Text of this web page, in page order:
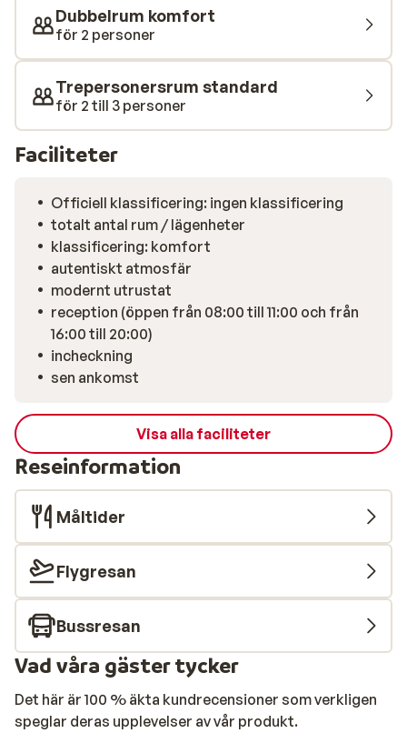
Dubbelrum komfort
för 2 personer
Trepersonersrum standard
för 2 till 3 personer
Faciliteter
Officiell klassificering: ingen klassificering
totalt antal rum / lägenheter
klassificering: komfort
autentiskt atmosfär
modernt utrustat
reception (öppen från 08:00 till 11:00 och från
16:00 till 20:00)
incheckning
sen ankomst
Visa alla faciliteter
Reseinformation
Måltider
Flygresan
Bussresan
Vad våra gäster tycker
Det här är 100 % äkta kundrecensioner som verkligen
speglar deras upplevelser av vår produkt.